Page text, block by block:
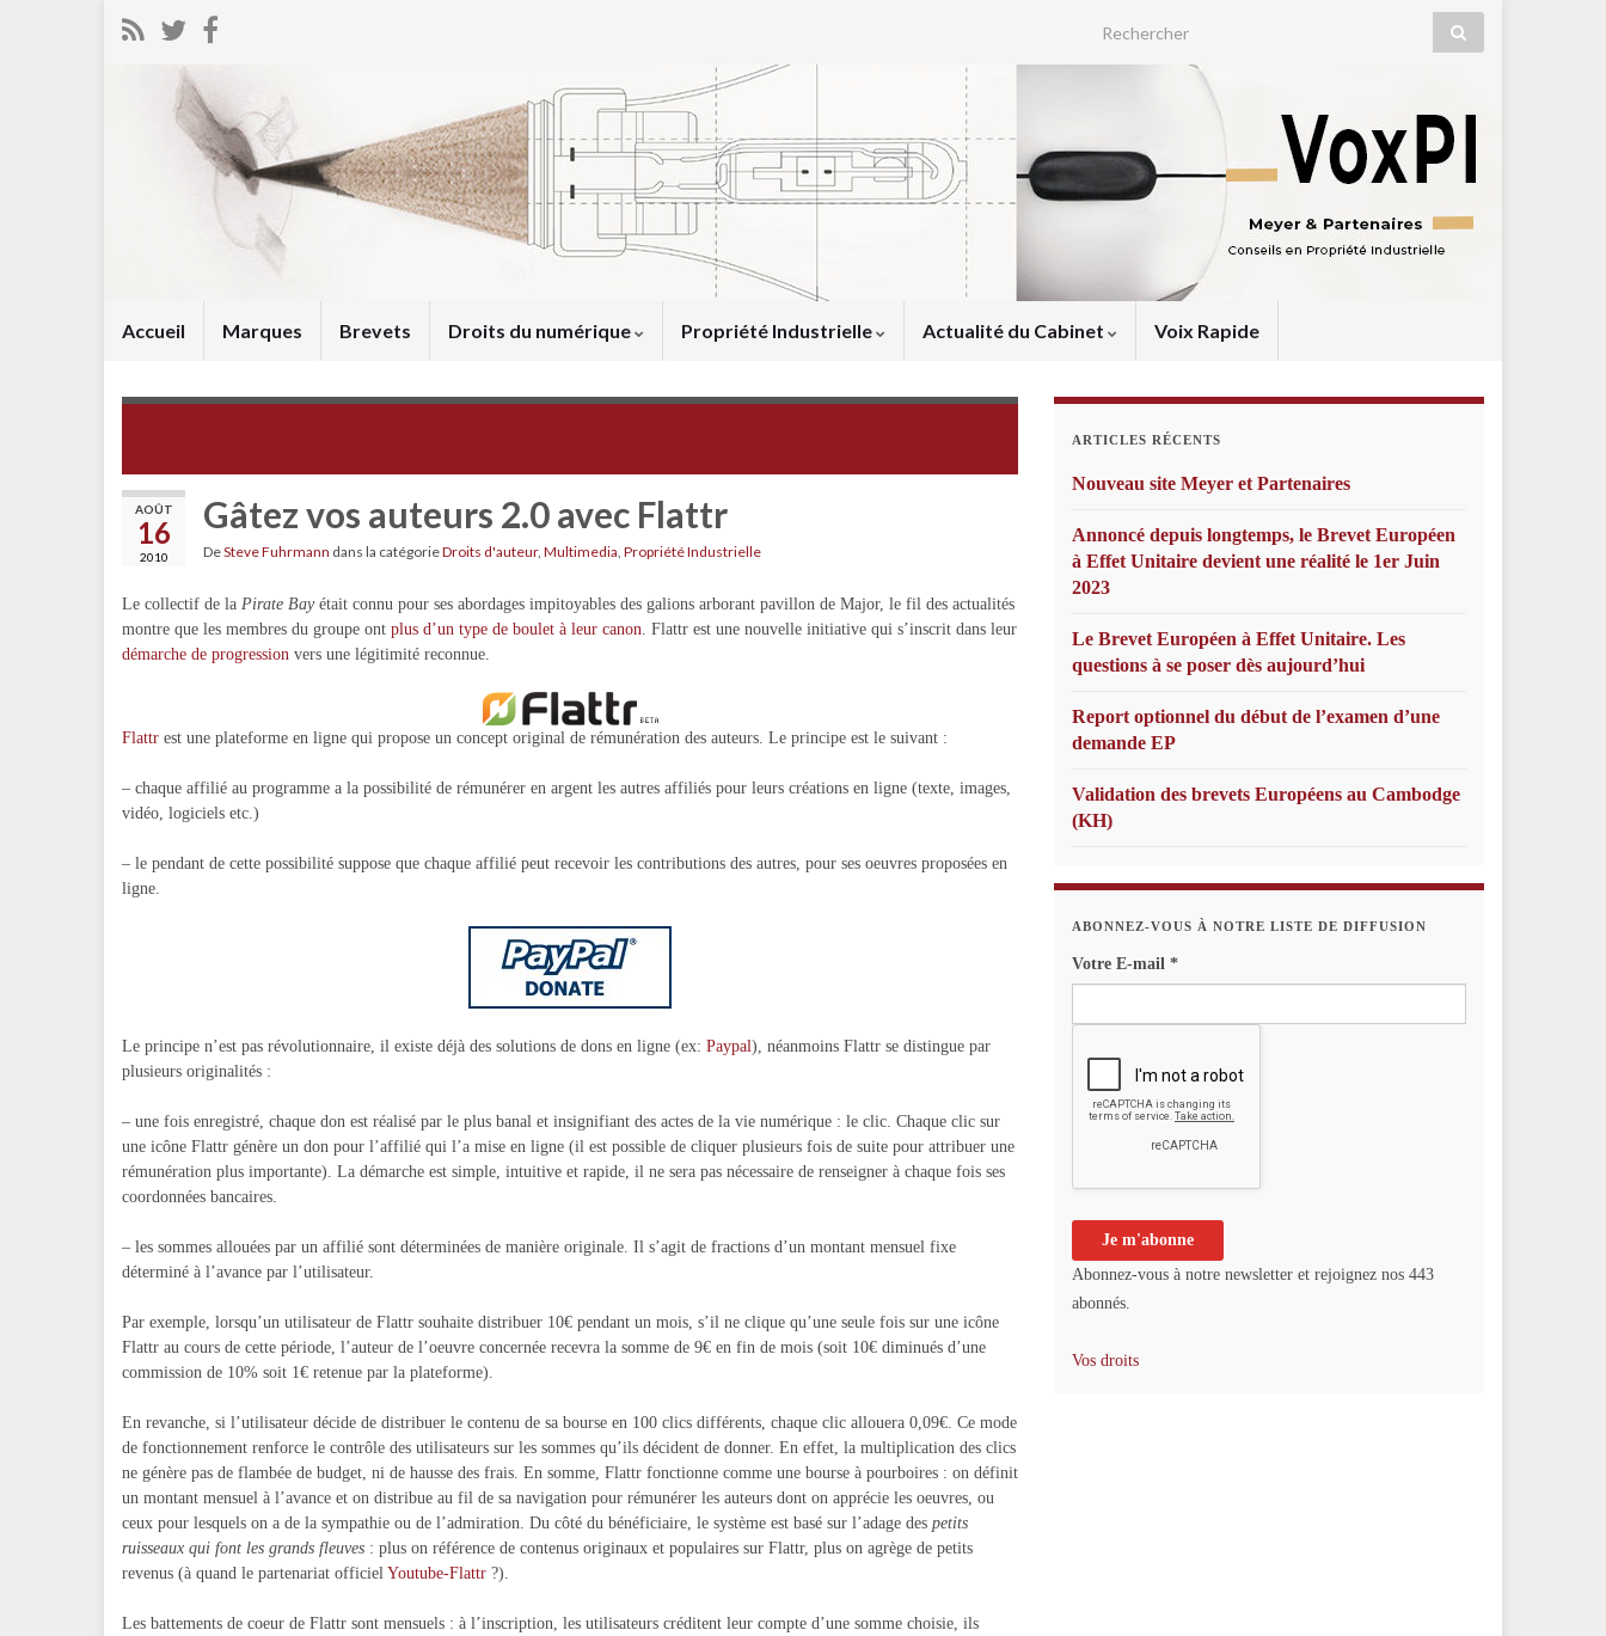
Search for:
Accueil Marques Brevets Droits du numérique Propriété Industrielle Actualité du Cabinet Voix Rapide
AOÛT
16
2010
Gâtez vos auteurs 2.0 avec Flattr
DeSteve Fuhrmann dans la catégorieDroits d'auteur, Multimedia, Propriété Industrielle
Le collectif de la Pirate Bayétait connu pour ses abordages impitoyables des galions arborant pavillon de Major, le fil des actualités
montre que les membres du groupe ont plus d’un type de boulet à leur canon. Flattr est une nouvelle initiative qui s’inscrit dans leur
démarche de progression vers une légitimité reconnue.
Flattr est une plateforme en ligne qui propose un concept original de rémunération des auteurs. Le principe est le suivant :
– chaque affilié au programme a la possibilité de rémunérer en argent les autres affiliés pour leurs créations en ligne (texte, images,
vidéo, logiciels etc.)
– le pendant de cette possibilité suppose que chaque affilié peut recevoir les contributions des autres, pour ses oeuvres proposées en
ligne.
Le principe n’est pas révolutionnaire, il existe déjà des solutions de dons en ligne (ex: Paypal), néanmoins Flattr se distingue par
plusieurs originalités :
– une fois enregistré, chaque don est réalisé par le plus banal et insignifiant des actes de la vie numérique : le clic. Chaque clic sur
une icône Flattr génère un don pour l’affilié qui l’a mise en ligne (il est possible de cliquer plusieurs fois de suite pour attribuer une
rémunération plus importante). La démarche est simple, intuitive et rapide, il ne sera pas nécessaire de renseigner à chaque fois ses
coordonnées bancaires.
– les sommes allouées par un affilié sont déterminées de manière originale. Il s’agit de fractions d’un montant mensuel fixe
déterminé à l’avance par l’utilisateur.
Par exemple, lorsqu’un utilisateur de Flattr souhaite distribuer 10€ pendant un mois, s’il ne clique qu’une seule fois sur une icône
Flattr au cours de cette période, l’auteur de l’oeuvre concernée recevra la somme de 9€ en fin de mois (soit 10€ diminués d’une
commission de 10% soit 1€ retenue par la plateforme).
En revanche, si l’utilisateur décide de distribuer le contenu de sa bourse en 100 clics différents, chaque clic allouera 0,09€. Ce mode
de fonctionnement renforce le contrôle des utilisateurs sur les sommes qu’ils décident de donner. En effet, la multiplication des clics
ne génère pas de flambée de budget, ni de hausse des frais. En somme, Flattr fonctionne comme une bourse à pourboires : on définit
un montant mensuel à l’avance et on distribue au fil de sa navigation pour rémunérer les auteurs dont on apprécie les oeuvres, ou
ceux pour lesquels on a de la sympathie ou de l’admiration. Du côté du bénéficiaire, le système est basé sur l’adage des petits
ruisseaux qui font les grands fleuves : plus on référence de contenus originaux et populaires sur Flattr, plus on agrège de petits
revenus (à quand le partenariat officiel Youtube-Flattr ?).
Les battements de coeur de Flattr sont mensuels : à l’inscription, les utilisateurs créditent leur compte d’une somme choisie, ils
ARTICLES RÉCENTS
Nouveau site Meyer et Partenaires
Annoncé depuis longtemps, le Brevet Européen
à Effet Unitaire devient une réalité le 1er Juin
2023
Le Brevet Européen à Effet Unitaire. Les
questions à se poser dès aujourd’hui
Report optionnel du début de l’examen d’une
demande EP
Validation des brevets Européens au Cambodge
(KH)
ABONNEZ-VOUS À NOTRE LISTE DE DIFFUSION
Votre E-mail *
Abonnez-vous à notre newsletter et rejoignez nos 443
abonnés.
Vos droits